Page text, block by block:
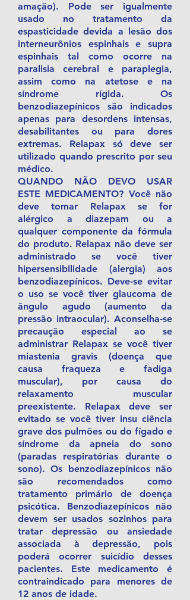
amação). Pode ser igualmente
usado no tratamento da
espasticidade devida a lesão dos
interneurônios espinhais e supra
espinhais tal como ocorre na
paralisia cerebral e paraplegia,
assim como na atetose e na
síndrome rígida. Os
benzodiazepínicos são indicados
apenas para desordens intensas,
desabilitantes ou para dores
extremas. Relapax só deve ser
utilizado quando prescrito por seu
médico.
QUANDO NÃO DEVO USAR
ESTE MEDICAMENTO? Você não
deve tomar Relapax se for
alérgico a diazepam ou a
qualquer componente da fórmula
do produto. Relapax não deve ser
administrado se você tiver
hipersensibilidade (alergia) aos
benzodiazepínicos. Deve-se evitar
o uso se você tiver glaucoma de
ângulo agudo (aumento da
pressão intraocular). Aconselha-se
precaução especial ao se
administrar Relapax se você tiver
miastenia gravis (doença que
causa fraqueza e fadiga
muscular), por causa do
relaxamento muscular
preexistente. Relapax deve ser
evitado se você tiver insu ciência
grave dos pulmões ou do fígado e
síndrome da apneia do sono
(paradas respiratórias durante o
sono). Os benzodiazepínicos não
são recomendados como
tratamento primário de doença
psicótica. Benzodiazepínicos não
devem ser usados sozinhos para
tratar depressão ou ansiedade
associada à depressão, pois
poderá ocorrer suicídio desses
pacientes. Este medicamento é
contraindicado para menores de
12 anos de idade.